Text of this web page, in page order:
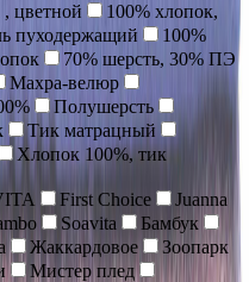
цветной
100% хлопок,
пуходержащий
100%
70% шерсть, 30% ПЭ
Махра-велюр
Полушерсть
Тик матрацный
Хлопок 100%, тик
First Choice
Juanna
Soavita
Бамбук
Жаккардовое
Зоопарк
Мистер плед